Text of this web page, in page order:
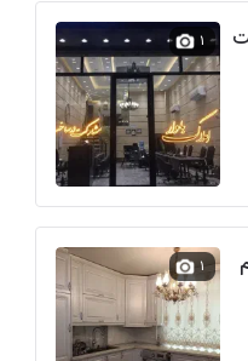
۱
۱